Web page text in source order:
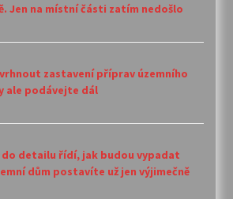
Jen na místní části zatím nedošlo
zastavení příprav územního
ale podávejte dál
do detailu řídí, jak budou vypadat
dům postavíte už jen výjimečně